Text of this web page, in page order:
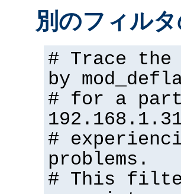
別のフィル
# Trace
by
# for a
#
problems.
# This